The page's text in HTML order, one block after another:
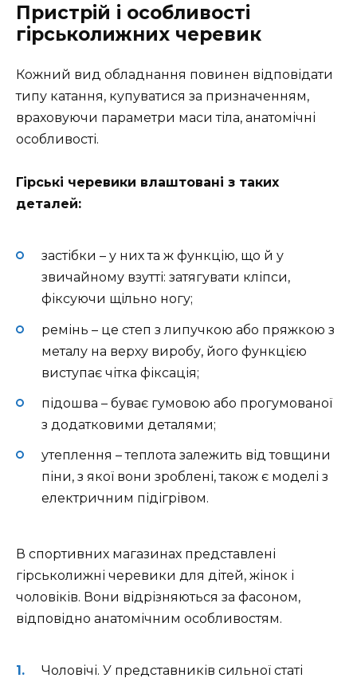
Пристрій і особливості
гірськолижних черевик
Кожний вид обладнання повинен відповідати
типу катання, купуватися за призначенням,
враховуючи параметри маси тіла, анатомічні
особливості.
Гірські черевики влаштовані з таких
деталей:
застібки – у них та ж функцію, що й у
звичайному взутті: затягувати кліпси,
фіксуючи щільно ногу;
ремінь – це степ з липучкою або пряжкою з
металу на верху виробу, його функцією
виступає чітка фіксація;
підошва – буває гумовою або прогумованої
з додатковими деталями;
утеплення – теплота залежить від товщини
піни, з якої вони зроблені, також є моделі з
електричним підігрівом.
В спортивних магазинах представлені
гірськолижні черевики для дітей, жінок і
чоловіків. Вони відрізняються за фасоном,
відповідно анатомічним особливостям.
Чоловічі. У представників сильної статі